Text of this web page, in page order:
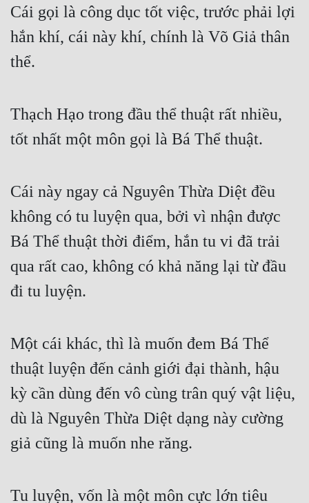
Võ Hiệp
Võng Du
Xuyên Không
Xuyên Sách
Xuyên Thư
Đông Phương Huyền Huyễn
Đồng Nhân
Cẩu Đạo Trường Sinh
Ngự Thú
Truyện Nam
Truyện Nữ
Vô Địch Lưu
Cái gọi là công dục tốt việc, trước phải lợi
hắn khí, cái này khí, chính là Võ Giả thân
thể.
Thạch Hạo trong đầu thể thuật rất nhiều,
tốt nhất một môn gọi là Bá Thể thuật.
Cái này ngay cả Nguyên Thừa Diệt đều
không có tu luyện qua, bởi vì nhận được
Bá Thể thuật thời điểm, hắn tu vi đã trải
qua rất cao, không có khả năng lại từ đầu
đi tu luyện.
Một cái khác, thì là muốn đem Bá Thể
thuật luyện đến cảnh giới đại thành, hậu
kỳ cần dùng đến vô cùng trân quý vật liệu,
dù là Nguyên Thừa Diệt dạng này cường
giả cũng là muốn nhe răng.
Tu luyện, vốn là một môn cực lớn tiêu